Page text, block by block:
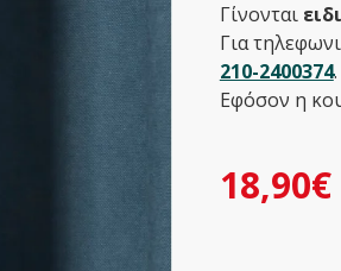
Γίνονται
Για
210-2400374.
Εφόσον η
18,90€